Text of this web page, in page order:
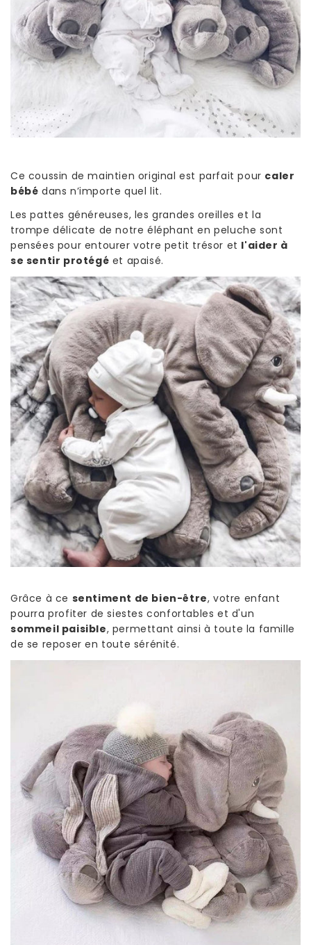
Ce coussin de maintien original est parfait pour caler
bébé dans n’importe quel lit.
Les pattes généreuses, les grandes oreilles et la
trompe délicate de notre éléphant en peluche sont
pensées pour entourer votre petit trésor et l'aider à
se sentir protégé et apaisé.
Grâce à ce sentiment de bien-être, votre enfant
pourra profiter de siestes confortables et d'un
sommeil paisible, permettant ainsi à toute la famille
de se reposer en toute sérénité.